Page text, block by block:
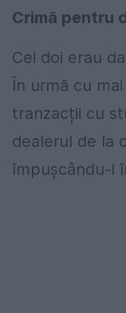
Crimă pentru
Cei doi erau
În urmă cu
tranzacții cu
dealerul de la
împușcându-l